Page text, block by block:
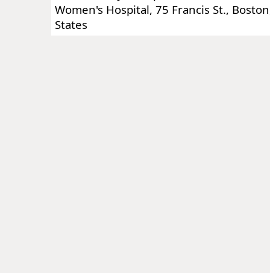
Women's Hospital, 75 Francis St.,
States